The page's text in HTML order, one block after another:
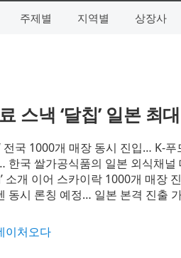
주제별 지역별 상장사
스낵 ‘달칩’ 일본 최
전국 1000개 매장 동시 진입… K-
한국 쌀가공식품의 일본 외식채널
소개 이어 스카이락 1000개 매장
동시 론칭 예정… 일본 본격 진출
이처오다